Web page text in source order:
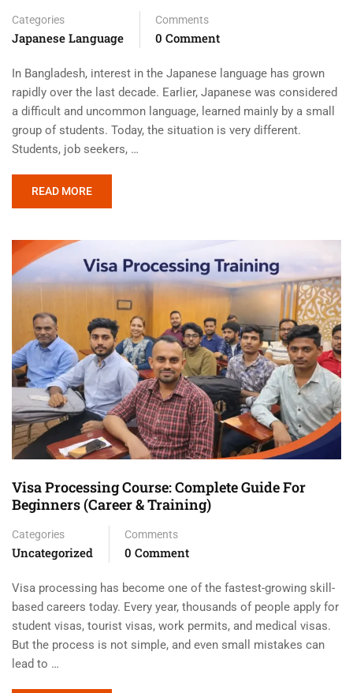
Categories
Japanese Language
Comments
0 Comment
In Bangladesh, interest in the Japanese language has grown
rapidly over the last decade. Earlier, Japanese was considered
a difficult and uncommon language, learned mainly by a small
group of students. Today, the situation is very different.
Students, job seekers, …
READ MORE
Visa Processing Course: Complete Guide For
Beginners (Career & Training)
Categories
Uncategorized
Comments
0 Comment
Visa processing has become one of the fastest-growing skill-
based careers today. Every year, thousands of people apply for
student visas, tourist visas, work permits, and medical visas.
But the process is not simple, and even small mistakes can
lead to …